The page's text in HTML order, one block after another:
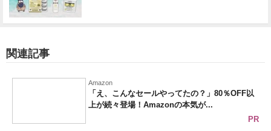
関連記事
Amazon
「え、こんなセールやってたの？」80％OFF以
上が続々登場！Amazonの本気が...
PR